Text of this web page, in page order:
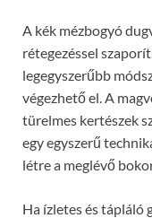
A kék mézbogyó
rétegezéssel
legegyszerűbb
végezhető el. A
türelmes kertészek
egy egyszerű
létre a meglévő
Ha ízletes és tápláló